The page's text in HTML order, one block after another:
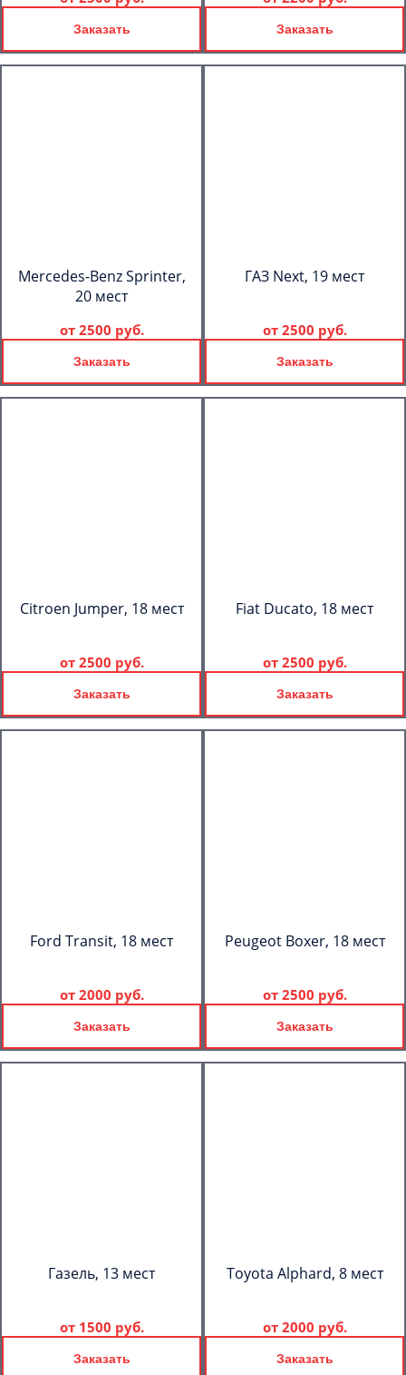
Заказать Заказать
Mercedes-Benz Sprinter,
20 мест
от 2500 руб.
Заказать
ГАЗ Next, 19 мест
от 2500 руб.
Заказать
Citroen Jumper, 18 мест
от 2500 руб.
Заказать
Fiat Ducato, 18 мест
от 2500 руб.
Заказать
Ford Transit, 18 мест
от 2000 руб.
Заказать
Peugeot Boxer, 18 мест
от 2500 руб.
Заказать
Газель, 13 мест
от 1500 руб.
Заказать
Toyota Alphard, 8 мест
от 2000 руб.
Заказать